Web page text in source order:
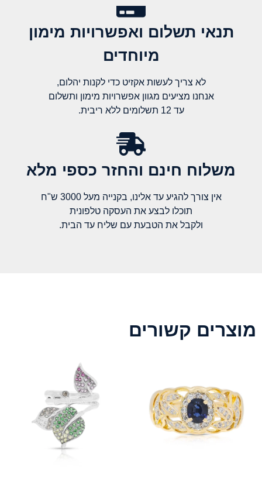
תנאי תשלום ואפשרויות מימון
מיוחדים
לא צריך לעשות אקזיט כדי לקנות יהלום,
אנחנו מציעים מגוון אפשרויות מימון ותשלום
עד 12 תשלומים ללא ריבית.
משלוח חינם והחזר כספי מלא​
אין צורך להגיע עד אלינו, בקנייה מעל 3000 ש"ח
תוכלו לבצע את העסקה טלפונית
ולקבל את הטבעת עם שליח עד הבית.
מוצרים קשורים